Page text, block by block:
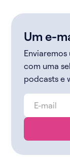
Um e-
com uma
podcasts e